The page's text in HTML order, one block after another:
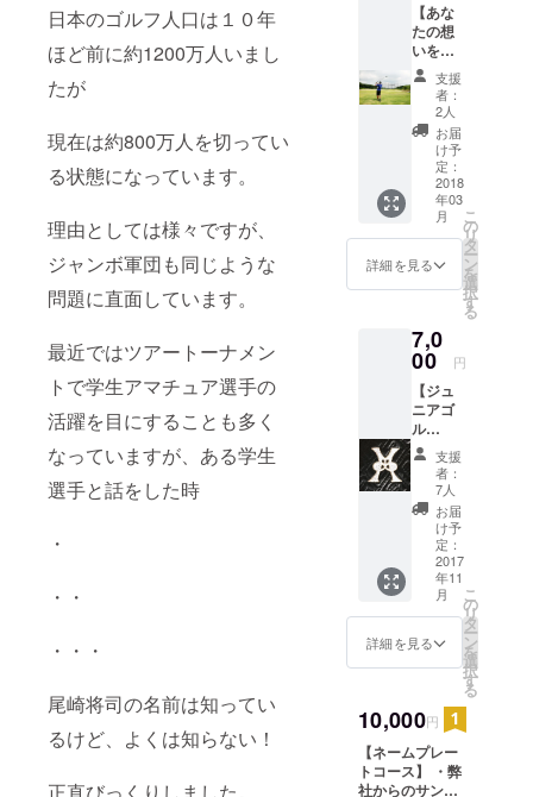
日本のゴルフ人口は１０年
ほど前に約1200万人いまし
たが
現在は約800万人を切ってい
る状態になっています。
理由としては様々ですが、
ジャンボ軍団も同じような
問題に直面しています。
最近ではツアートーナメン
トで学生アマチュア選手の
活躍を目にすることも多く
なっていますが、ある学生
選手と話をした時
・
・・
・・・
尾崎将司の名前は知ってい
るけど、よくは知らない！
【あな
たの想
いを
ボール
に込め
てス
カッと
コー
ス】 ・
弊社か
らのサ
ンクス
メール
（2017
年8月下
旬予
尾崎将
司の活
動報告
（2017
年12月
下旬予
定） ・
ジャン
ボ軍団
の練習
場にて
軍団若
手プロ
や尾崎
将司専
属キャ
ディー
志雄
が、あ
なたの
想いの
丈を
支援
者：
2人
お届
け予
定：
2018
年03
月
詳細を見る
こ
の
リ
タ
ー
ン
を
選
択
す
る
7,0
00 円
【ジュ
ニアゴ
ル
ファー
向け
コー
ス】(一
般の方
にもオ
ススメ
の商品
です。)
・弊社
からの
サンク
スメー
（2017
年8月下
旬予
定） ・
尾崎将
支援
者：
7人
お届
け予
定：
2017
年11
月
詳細を見る
こ
の
リ
タ
ー
ン
を
選
択
す
る
10,000円
【ネームプレー
トコース】 ・弊
社からのサンク